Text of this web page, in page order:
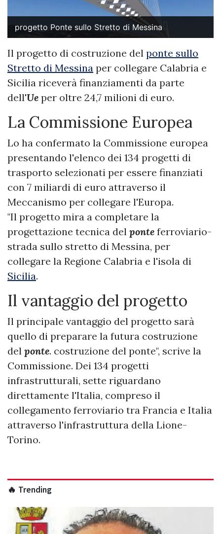
progetto Ponte sullo Stretto di Messina
Il progetto di costruzione del ponte sullo
Stretto di Messina per collegare Calabria e
Sicilia riceverà finanziamenti da parte
dell'Ue per oltre 24,7 milioni di euro.
La Commissione Europea
Lo ha confermato la Commissione europea
presentando l'elenco dei 134 progetti di
trasporto selezionati per essere finanziati
con 7 miliardi di euro attraverso il
Meccanismo per collegare l'Europa.
"Il progetto mira a completare la
progettazione tecnica del ponte ferroviario-
strada sullo stretto di Messina, per
collegare la Regione Calabria e l'isola di
Sicilia.
Il vantaggio del progetto
Il principale vantaggio del progetto sarà
quello di preparare la futura costruzione
del ponte. costruzione del ponte", scrive la
Commissione. Dei 134 progetti
infrastrutturali, sette riguardano
direttamente l'Italia, compreso il
collegamento ferroviario tra Francia e Italia
attraverso l'infrastruttura della Lione-
Torino.
🔥 Trending